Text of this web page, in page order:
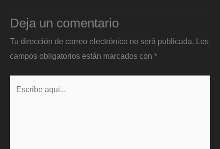
Deja un comentario
Tu dirección de correo electrónico no será publicada.
Los
campos obligatorios están marcados con *